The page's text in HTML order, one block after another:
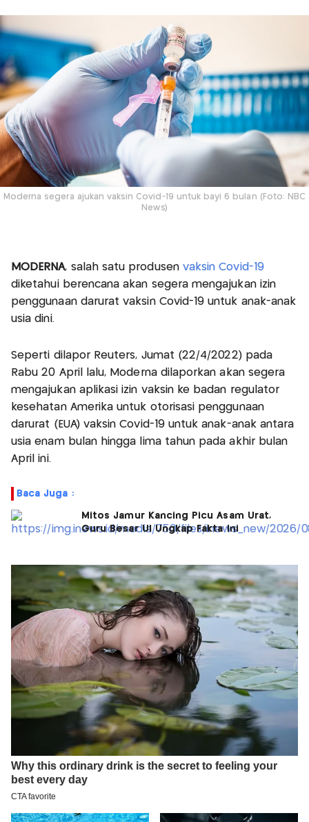
Moderna segera ajukan vaksin Covid-19 untuk bayi 6 bulan (Foto: NBC
News)
MODERNA, salah satu produsen vaksin Covid-19
diketahui berencana akan segera mengajukan izin
penggunaan darurat vaksin Covid-19 untuk anak-anak
usia dini.
Seperti dilapor Reuters, Jumat (22/4/2022) pada
Rabu 20 April lalu, Moderna dilaporkan akan segera
mengajukan aplikasi izin vaksin ke badan regulator
kesehatan Amerika untuk otorisasi penggunaan
darurat (EUA) vaksin Covid-19 untuk anak-anak antara
usia enam bulan hingga lima tahun pada akhir bulan
April ini.
Baca Juga :
Mitos Jamur Kancing Picu Asam Urat,
Guru Besar UI Ungkap Fakta Ini